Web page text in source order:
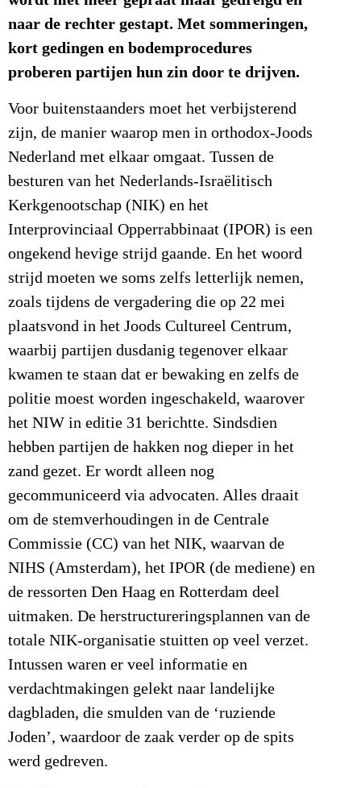
naar de rechter gestapt. Met sommeringen,
kort gedingen en bodemprocedures
proberen partijen hun zin door te drijven.
Voor buitenstaanders moet het verbijsterend
zijn, de manier waarop men in orthodox-Joods
Nederland met elkaar omgaat. Tussen de
besturen van het Nederlands-Israëlitisch
Kerkgenootschap (NIK) en het
Interprovinciaal Opperrabbinaat (IPOR) is een
ongekend hevige strijd gaande. En het woord
strijd moeten we soms zelfs letterlijk nemen,
zoals tijdens de vergadering die op 22 mei
plaatsvond in het Joods Cultureel Centrum,
waarbij partijen dusdanig tegenover elkaar
kwamen te staan dat er bewaking en zelfs de
politie moest worden ingeschakeld, waarover
het NIW in editie 31 berichtte. Sindsdien
hebben partijen de hakken nog dieper in het
zand gezet. Er wordt alleen nog
gecommuniceerd via advocaten. Alles draait
om de stemverhoudingen in de Centrale
Commissie (CC) van het NIK, waarvan de
NIHS (Amsterdam), het IPOR (de mediene) en
de ressorten Den Haag en Rotterdam deel
uitmaken. De herstructureringsplannen van de
totale NIK-organisatie stuitten op veel verzet.
Intussen waren er veel informatie en
verdachtmakingen gelekt naar landelijke
dagbladen, die smulden van de ‘ruziende
Joden’, waardoor de zaak verder op de spits
werd gedreven.